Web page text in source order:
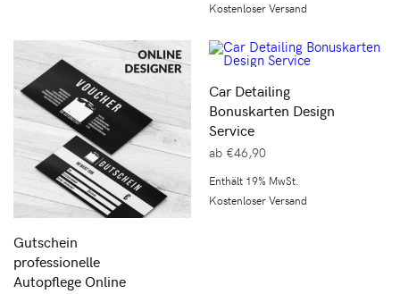
Kostenloser Versand
Gutschein
professionelle
Autopflege Online
Car Detailing
Bonuskarten Design
Service
ab €46,90
Enthält 19% MwSt.
Kostenloser Versand